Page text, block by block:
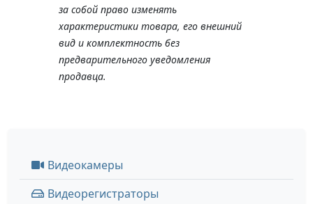
за собой право изменять
характеристики товара, его внешний
вид и комплектность без
предварительного уведомления
продавца.
Видеокамеры
Видеорегистраторы